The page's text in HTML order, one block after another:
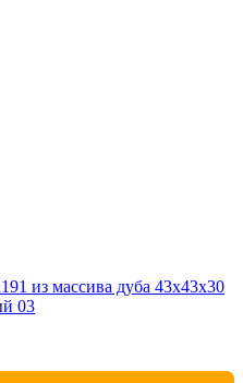
из массива дуба 43х43х30
03